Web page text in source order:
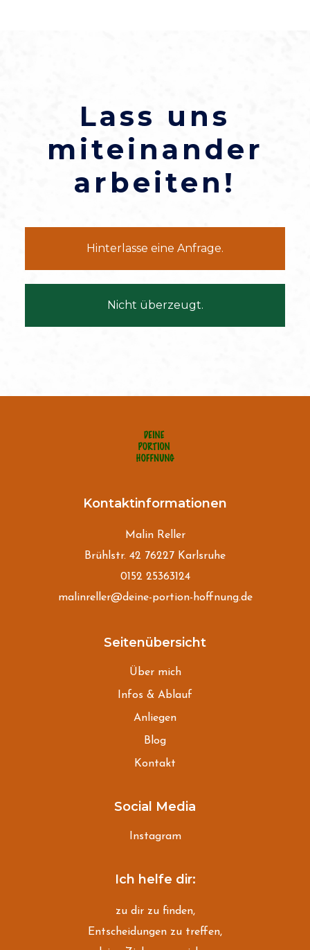
Lass uns
miteinander
arbeiten!
Hinterlasse eine Anfrage.
Nicht überzeugt.
Kontaktinformationen
Malin Reller
Brühlstr. 42 76227 Karlsruhe
0152 25363124
malinreller@deine-portion-hoffnung.de
Seitenübersicht
Über mich
Infos & Ablauf
Anliegen
Blog
Kontakt
Social Media
Instagram
Ich helfe dir:
zu dir zu finden,
Entscheidungen zu treffen,